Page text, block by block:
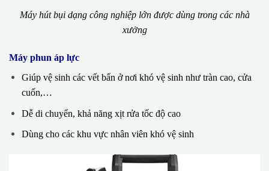
Máy hút bụi dạng công nghiệp lớn được dùng trong các nhà
xưởng
Máy phun áp lực
Giúp vệ sinh các vết bẩn ở nơi khó vệ sinh như tràn cao, cửa
cuốn,…
Dễ di chuyển, khả năng xịt rửa tốc độ cao
Dùng cho các khu vực nhân viên khó vệ sinh